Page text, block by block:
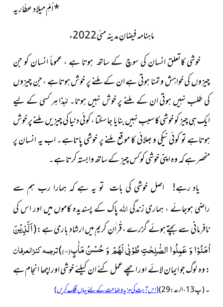
*اُمِّ میلاد عطّاریہ
ماہنامہ فیضانِ مدینہ مئی2022ء
خوشی کاتعلق انسان کی سوچ کے ساتھ ہوتا ہے ، عموماً انسان کو جن
چیزوں کی خواہش و تمنا ہوتی ہے ان کے ملنے پر خوش ہوتاہے ، جن چیزوں
کی طلب نہیں ہوتی ان کے ملنے پر خوش نہیں ہوتا۔ لہٰذا ہر کسی کے لیے
ایک ہی چیز کو خوشی کا سبب نہیں بنایا جاسکتا ، کوئی دنیا کی چیزیں ملنے پر خوش
ہوتاہے تو کوئی نیکی و بھلائی کا موقع ملنے پر خوشی پاتاہے۔ اب یہ انسان پر
منحصر ہے کہ وہ اپنی خوشی کو کس چیز کے ساتھ وابستہ کرتا ہے۔
یاد رہے! اصل خوشی کی بات تو یہ ہے کہ ہمارا رب ہم سے
راضیہوجائے ، ہماری زندگیاللہپاک کے پسندیدہ کاموں میں اور اس کی
نافرمانی سے بچتے ہوئے گزرے ، قُراٰنِ کریم میں ارشاد ِباری ہے :(اَلَّذِیْنَ
اٰمَنُوْا وَ عَمِلُوا الصّٰلِحٰتِ طُوْبٰى لَهُمْ وَ حُسْنُ مَاٰبٍ(۲۹))ترجمہ کنزالعرفان
: وہ لوگ جو ایمان لائے اور اچھے عمل کئے ان کیلئے خوشی اور اچھا انجام ہے
۔(پ13 ، الرعد : 29) (اس آیت کی مزید وضاحت کے لئے یہاں کلک کریں)